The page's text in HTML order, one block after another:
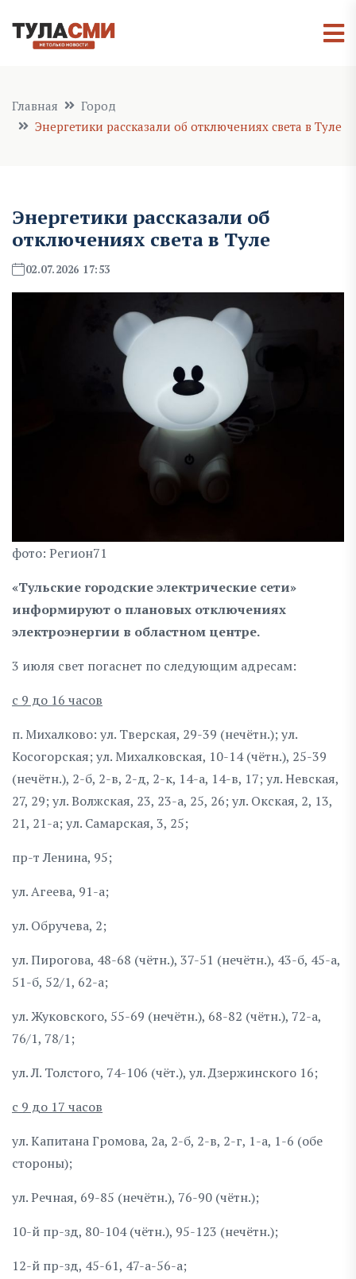
Главная
Город
Энергетики рассказали об отключениях света в Туле
Энергетики рассказали об
отключениях света в Туле
02.07.2026 17:53
фото: Регион71
«Тульские городские электрические сети»
информируют о плановых отключениях
электроэнергии в областном центре.
3 июля свет погаснет по следующим адресам:
с 9 до 16 часов
п. Михалково: ул. Тверская, 29-39 (нечётн.); ул.
Косогорская; ул. Михалковская, 10-14 (чётн.), 25-39
(нечётн.), 2-б, 2-в, 2-д, 2-к, 14-а, 14-в, 17; ул. Невская,
27, 29; ул. Волжская, 23, 23-а, 25, 26; ул. Окская, 2, 13,
21, 21-а; ул. Самарская, 3, 25;
пр-т Ленина, 95;
ул. Агеева, 91-а;
ул. Обручева, 2;
ул. Пирогова, 48-68 (чётн.), 37-51 (нечётн.), 43-б, 45-а,
51-б, 52/1, 62-а;
ул. Жуковского, 55-69 (нечётн.), 68-82 (чётн.), 72-а,
76/1, 78/1;
ул. Л. Толстого, 74-106 (чёт.), ул. Дзержинского 16;
с 9 до 17 часов
ул. Капитана Громова, 2а, 2-б, 2-в, 2-г, 1-а, 1-6 (обе
стороны);
ул. Речная, 69-85 (нечётн.), 76-90 (чётн.);
10-й пр-зд, 80-104 (чётн.), 95-123 (нечётн.);
12-й пр-зд, 45-61, 47-а-56-а;